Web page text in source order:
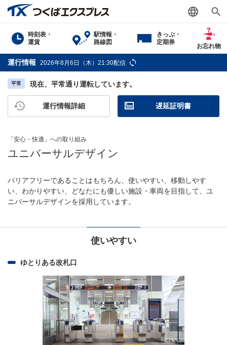
時刻表・
運賃
駅情報・
路線図
きっぷ・
定期券
お忘れ物
運行情報 2026年8月6日（木）21:30配信
平常 現在、平常通り運転しています。
運行情報詳細 遅延証明書
「安心・快適」への取り組み
ユニバーサルデザイン
バリアフリーであることはもちろん、使いやすい、移動しやす
い、わかりやすい、どなたにも優しい施設・車両を目指して、ユ
ニバーサルデザインを採用しています。
使いやすい
ゆとりある改札口